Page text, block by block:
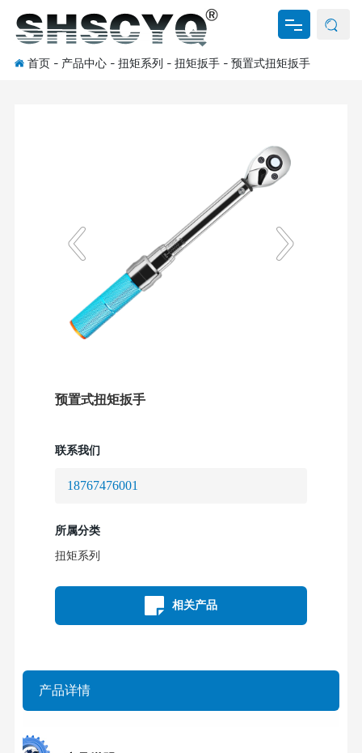
网站首页
首页 - 产品中心 - 扭矩系列 - 扭矩扳手 - 预置式扭矩扳手
预置式扭矩扳手
联系我们
18767476001
所属分类
扭矩系列
相关产品
产品详情